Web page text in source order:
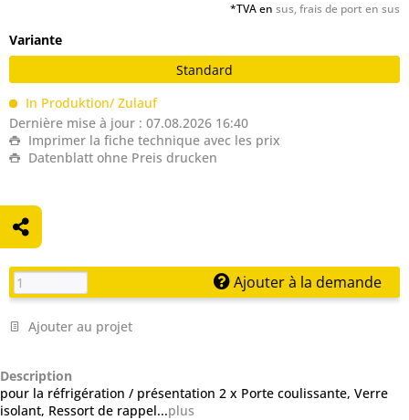
*TVA en sus, frais de port en sus
Variante
Standard
In Produktion/ Zulauf
Dernière mise à jour : 07.08.2026 16:40
Imprimer la fiche technique avec les prix
Datenblatt ohne Preis drucken
Ajouter à la demande
Ajouter au projet
Description
pour la réfrigération / présentation 2 x Porte coulissante, Verre
isolant, Ressort de rappel...plus